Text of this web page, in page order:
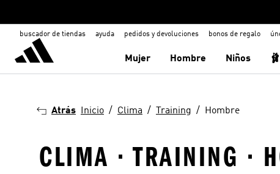
buscador de tiendas ayuda pedidos y devoluciones bonos de regalo
Mujer Hombre Niños
Atrás Inicio Clima Training Hombre
CLIMA · TRAINING ·